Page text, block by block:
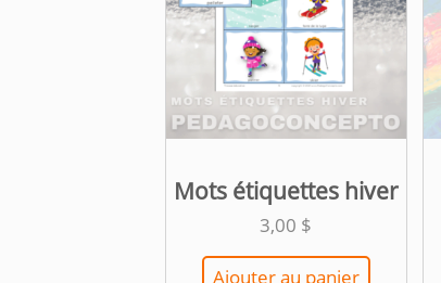
Mots étiquettes hiver
3,00 $
Ajouter au panier